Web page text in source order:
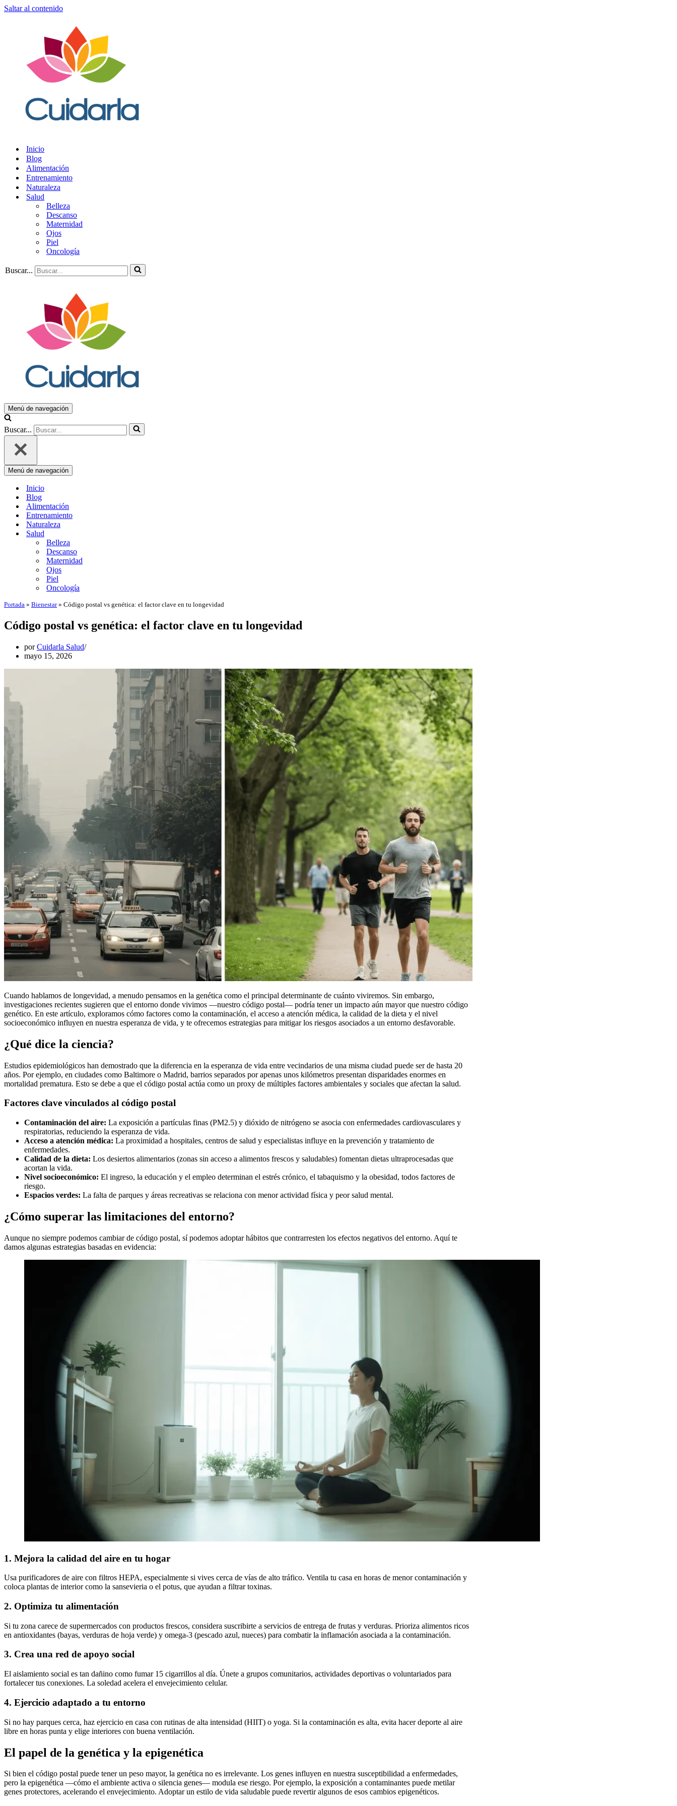
Saltar al contenido
Inicio
Blog
Alimentación
Entrenamiento
Naturaleza
Salud
Belleza
Descanso
Maternidad
Ojos
Piel
Oncología
Buscar...
Menú de navegación
Buscar...
Menú de navegación
Inicio
Blog
Alimentación
Entrenamiento
Naturaleza
Salud
Belleza
Descanso
Maternidad
Ojos
Piel
Oncología
Portada » Bienestar» Código postal vs genética: el factor clave en tu longevidad
Código postal vs genética: el factor clave en tu longevidad
porCuidarla Salud
mayo 15, 2026
Cuando hablamos de longevidad, a menudo pensamos en la genética como el principal determinante de cuánto viviremos. Sin embargo,
investigaciones recientes sugieren que el entorno donde vivimos —nuestro código postal— podría tener un impacto aún mayor que nuestro código
genético. En este artículo, exploramos cómo factores como la contaminación, el acceso a atención médica, la calidad de la dieta y el nivel
socioeconómico influyen en nuestra esperanza de vida, y te ofrecemos estrategias para mitigar los riesgos asociados a un entorno desfavorable.
¿Qué dice la ciencia?
Estudios epidemiológicos han demostrado que la diferencia en la esperanza de vida entre vecindarios de una misma ciudad puede ser de hasta 20
años. Por ejemplo, en ciudades como Baltimore o Madrid, barrios separados por apenas unos kilómetros presentan disparidades enormes en
mortalidad prematura. Esto se debe a que el código postal actúa como un proxy de múltiples factores ambientales y sociales que afectan la salud.
Factores clave vinculados al código postal
Contaminación del aire: La exposición a partículas finas (PM2.5) y dióxido de nitrógeno se asocia con enfermedades cardiovasculares y
respiratorias, reduciendo la esperanza de vida.
Acceso a atención médica: La proximidad a hospitales, centros de salud y especialistas influye en la prevención y tratamiento de
enfermedades.
Calidad de la dieta: Los desiertos alimentarios (zonas sin acceso a alimentos frescos y saludables) fomentan dietas ultraprocesadas que
acortan la vida.
Nivel socioeconómico: El ingreso, la educación y el empleo determinan el estrés crónico, el tabaquismo y la obesidad, todos factores de
riesgo.
Espacios verdes: La falta de parques y áreas recreativas se relaciona con menor actividad física y peor salud mental.
¿Cómo superar las limitaciones del entorno?
Aunque no siempre podemos cambiar de código postal, sí podemos adoptar hábitos que contrarresten los efectos negativos del entorno. Aquí te
damos algunas estrategias basadas en evidencia:
1. Mejora la calidad del aire en tu hogar
Usa purificadores de aire con filtros HEPA, especialmente si vives cerca de vías de alto tráfico. Ventila tu casa en horas de menor contaminación y
coloca plantas de interior como la sansevieria o el potus, que ayudan a filtrar toxinas.
2. Optimiza tu alimentación
Si tu zona carece de supermercados con productos frescos, considera suscribirte a servicios de entrega de frutas y verduras. Prioriza alimentos ricos
en antioxidantes (bayas, verduras de hoja verde) y omega-3 (pescado azul, nueces) para combatir la inflamación asociada a la contaminación.
3. Crea una red de apoyo social
El aislamiento social es tan dañino como fumar 15 cigarrillos al día. Únete a grupos comunitarios, actividades deportivas o voluntariados para
fortalecer tus conexiones. La soledad acelera el envejecimiento celular.
4. Ejercicio adaptado a tu entorno
Si no hay parques cerca, haz ejercicio en casa con rutinas de alta intensidad (HIIT) o yoga. Si la contaminación es alta, evita hacer deporte al aire
libre en horas punta y elige interiores con buena ventilación.
El papel de la genética y la epigenética
Si bien el código postal puede tener un peso mayor, la genética no es irrelevante. Los genes influyen en nuestra susceptibilidad a enfermedades,
pero la epigenética —cómo el ambiente activa o silencia genes— modula ese riesgo. Por ejemplo, la exposición a contaminantes puede metilar
genes protectores, acelerando el envejecimiento. Adoptar un estilo de vida saludable puede revertir algunos de esos cambios epigenéticos.